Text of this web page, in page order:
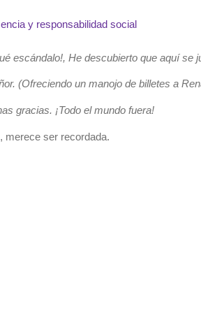
escándalo!, He descubierto que aquí se
(Ofreciendo un manojo de billetes a
gracias. ¡Todo el mundo fuera!
merece ser recordada.